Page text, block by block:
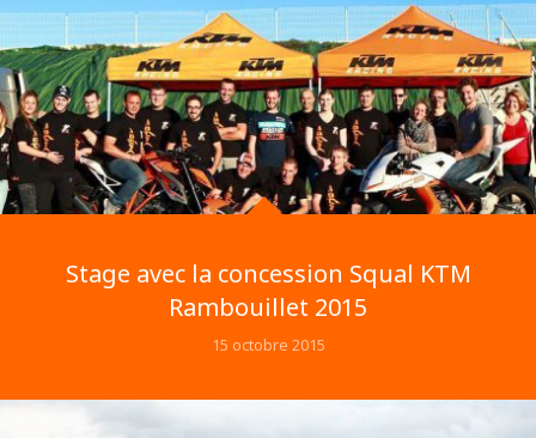
Stage avec la concession Squal KTM
Rambouillet 2015
15 octobre 2015